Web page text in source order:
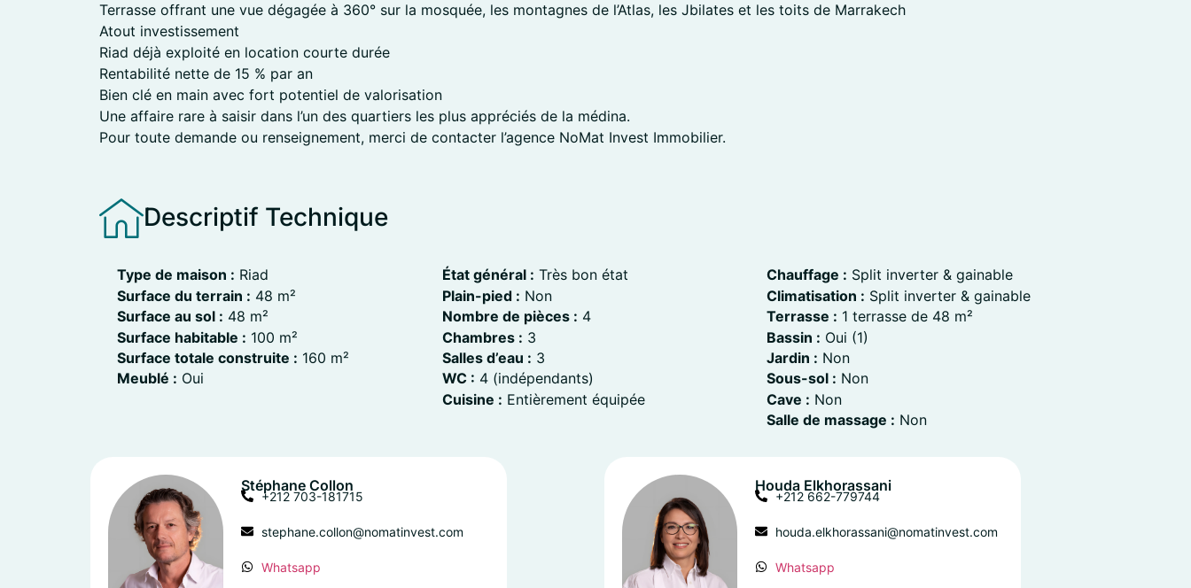
Terrasse offrant une vue dégagée à 360° sur la mosquée, les montagnes de l’Atlas, les Jbilates et les toits de Marrakech
Atout investissement
Riad déjà exploité en location courte durée
Rentabilité nette de 15 % par an
Bien clé en main avec fort potentiel de valorisation
Une affaire rare à saisir dans l’un des quartiers les plus appréciés de la médina.
Pour toute demande ou renseignement, merci de contacter l’agence NoMat Invest Immobilier.
Descriptif Technique
Type de maison : Riad
Surface du terrain : 48 m²
Surface au sol : 48 m²
Surface habitable : 100 m²
Surface totale construite : 160 m²
Meublé : Oui
État général : Très bon état
Plain-pied : Non
Nombre de pièces : 4
Chambres : 3
Salles d’eau : 3
WC : 4 (indépendants)
Cuisine : Entièrement équipée
Chauffage : Split inverter & gainable
Climatisation : Split inverter & gainable
Terrasse : 1 terrasse de 48 m²
Bassin : Oui (1)
Jardin : Non
Sous-sol : Non
Cave : Non
Salle de massage : Non
Stéphane Collon
+212 703-181715
stephane.collon@nomatinvest.com
Whatsapp
Houda Elkhorassani
+212 662-779744
houda.elkhorassani@nomatinvest.com
Whatsapp